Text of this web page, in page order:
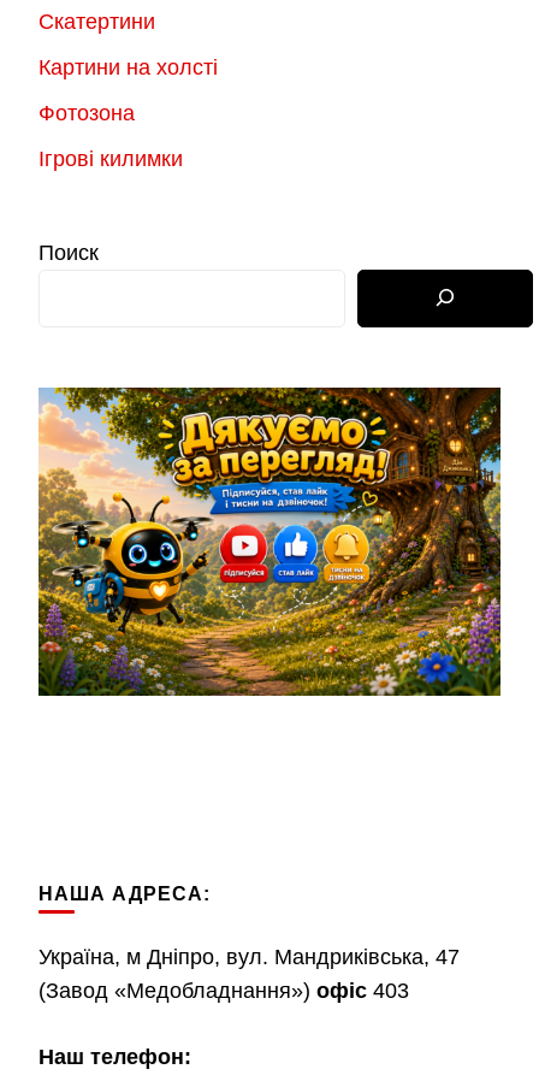
Скатертини
Картини на холсті
Фотозона
Ігрові килимки
Поиск
НАША АДРЕСА:
Україна, м Дніпро, вул. Мандриківська, 47
(Завод «Медобладнання») офіс 403
Наш телефон: